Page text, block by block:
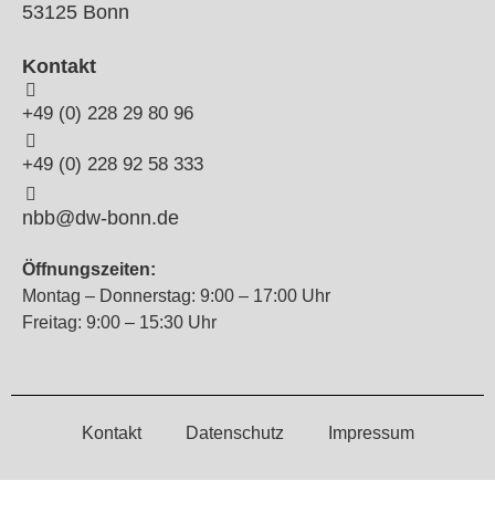
53125 Bonn
Kontakt
+49 (0) 228 29 80 96
+49 (0) 228 92 58 333
nbb@dw-bonn.de
Öffnungszeiten:
Montag – Donnerstag: 9:00 – 17:00 Uhr
Freitag: 9:00 – 15:30 Uhr
Kontakt Datenschutz Impressum